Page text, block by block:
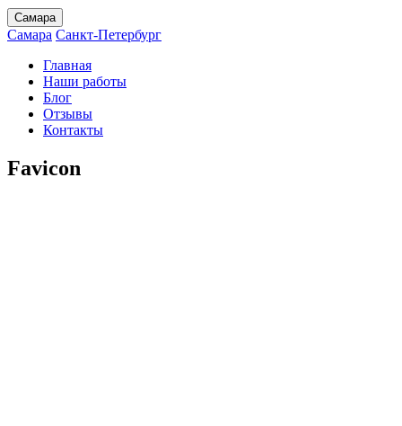
Самара
Самара Санкт-Петербург
Главная
Наши работы
Блог
Отзывы
Контакты
Favicon